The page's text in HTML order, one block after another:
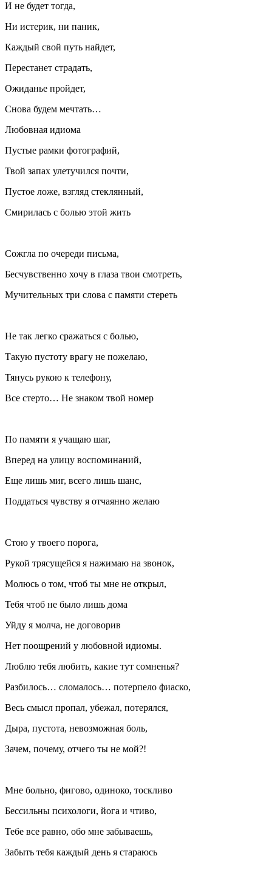
И не будет тогда,
Ни истерик, ни паник,
Каждый свой путь найдет,
Перестанет страдать,
Ожиданье пройдет,
Снова будем мечтать…
Любовная идиома
Пустые рамки фотографий,
Твой запах улетучился почти,
Пустое ложе, взгляд стеклянный,
Смирилась с болью этой жить
Сожгла по очереди письма,
Бесчувственно хочу в глаза твои смотреть,
Мучительных три слова с памяти стереть
Не так легко сражаться с болью,
Такую пустоту врагу не пожелаю,
Тянусь рукою к телефону,
Все стерто… Не знаком твой номер
По памяти я учащаю шаг,
Вперед на улицу воспоминаний,
Еще лишь миг, всего лишь шанс,
Поддаться чувству я отчаянно желаю
Стою у твоего порога,
Рукой трясущейся я нажимаю на звонок,
Молюсь о том, чтоб ты мне не открыл,
Тебя чтоб не было лишь дома
Уйду я молча, не договорив
Нет поощрений у любовной идиомы.
Люблю тебя любить, какие тут сомненья?
Разбилось… сломалось… потерпело фиаско,
Весь смысл пропал, убежал, потерялся,
Дыра, пустота, невозможная боль,
Зачем, почему, отчего ты не мой?!
Мне больно, фигово, одиноко, тоскливо
Бессильны психологи, йога и чтиво,
Тебе все равно, обо мне забываешь,
Забыть тебя каждый день я стараюсь